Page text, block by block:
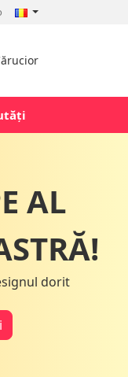
AL
dorit